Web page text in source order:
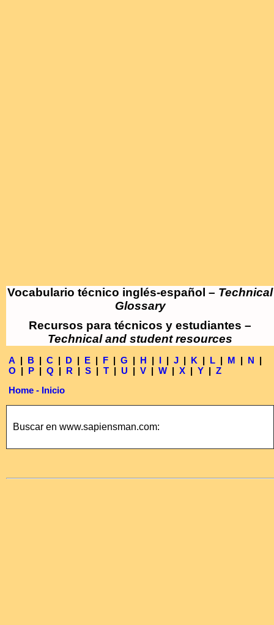
Vocabulario técnico inglés-español – Technical
Glossary
Recursos para técnicos y estudiantes –
Technical and student resources
A | B | C | D | E | F | G | H | I | J | K | L | M | N |
O | P | Q | R | S | T | U | V | W | X | Y | Z
Home - Inicio
Buscar en www.sapiensman.com: